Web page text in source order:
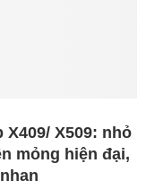
X509: nhỏ
mỏng hiện đại,